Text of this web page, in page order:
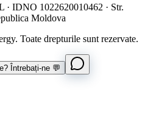
· IDNO 1022620010462 · Str.
Moldova
Toate drepturile sunt rezervate.
Întrebați-ne 💬